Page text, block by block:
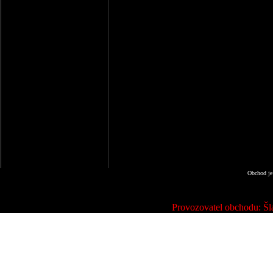
Obchod
Provozovatel obchodu: